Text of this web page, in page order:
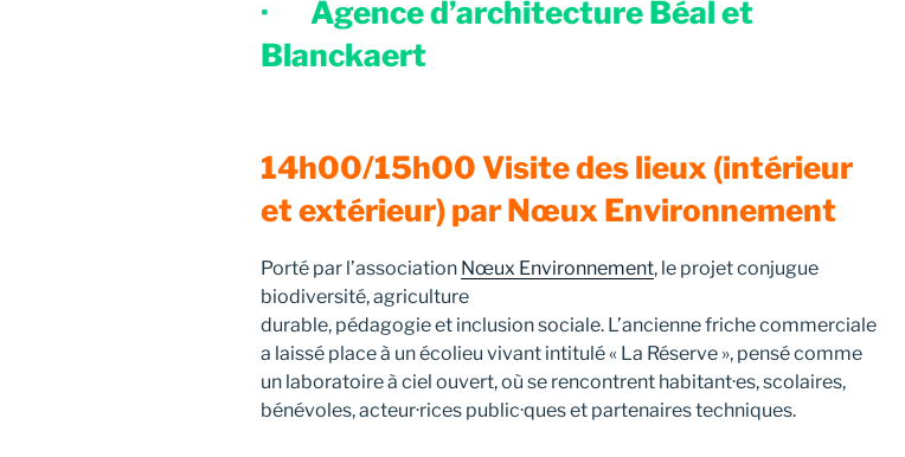
· Agence d’architecture Béal et
Blanckaert
14h00/15h00 Visite des lieux (intérieur
et extérieur) par Nœux Environnement
Porté par l’association Nœux Environnement, le projet conjugue
biodiversité, agriculture
durable, pédagogie et inclusion sociale. L’ancienne friche commerciale
a laissé place à un écolieu vivant intitulé « La Réserve », pensé comme
un laboratoire à ciel ouvert, où se rencontrent habitant·es, scolaires,
bénévoles, acteur·rices public·ques et partenaires techniques.